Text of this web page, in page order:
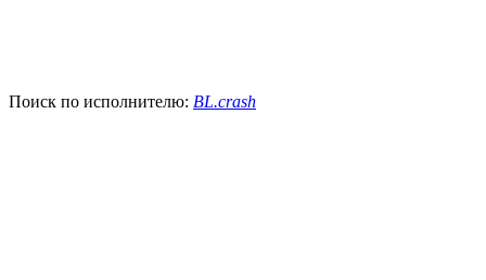
Поиск по исполнителю: BL.crash